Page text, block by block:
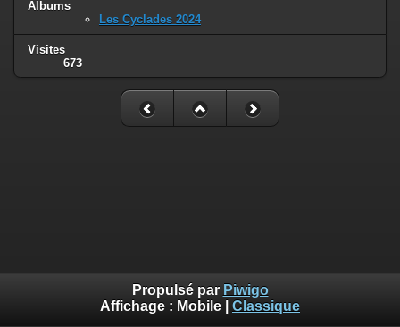
Albums
Les Cyclades 2024
Visites
673
Propulsé par Piwigo
Affichage : Mobile Classique